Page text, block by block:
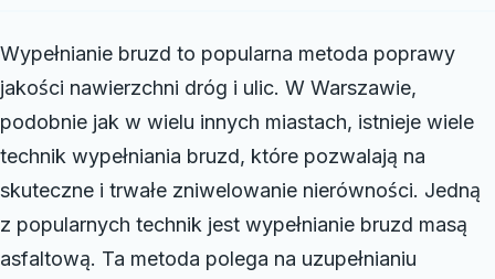
Wypełnianie bruzd to popularna metoda poprawy
jakości nawierzchni dróg i ulic. W Warszawie,
podobnie jak w wielu innych miastach, istnieje wiele
technik wypełniania bruzd, które pozwalają na
skuteczne i trwałe zniwelowanie nierówności. Jedną
z popularnych technik jest wypełnianie bruzd masą
asfaltową. Ta metoda polega na uzupełnianiu